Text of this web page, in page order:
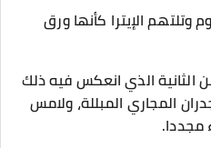
وتلتهم الإيترا كأنها ورق
الذي انعكس فيه ذلك
المجاري المبللة، ولامس